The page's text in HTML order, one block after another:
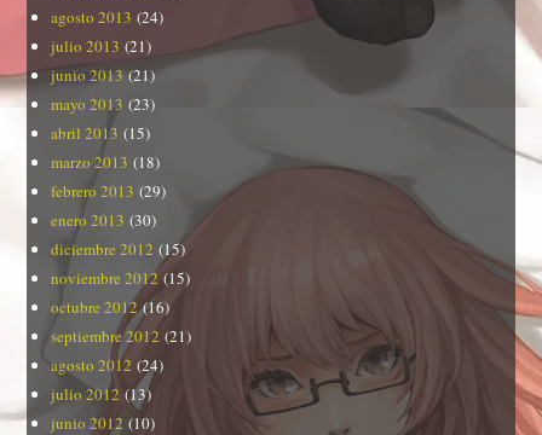
agosto 2013 (24)
julio 2013 (21)
junio 2013(21)
mayo 2013 (23)
abril 2013 (15)
marzo 2013 (18)
febrero 2013 (29)
enero 2013 (30)
diciembre 2012 (15)
noviembre 2012 (15)
octubre 2012(16)
septiembre 2012 (21)
agosto 2012 (24)
julio 2012 (13)
junio 2012 (10)